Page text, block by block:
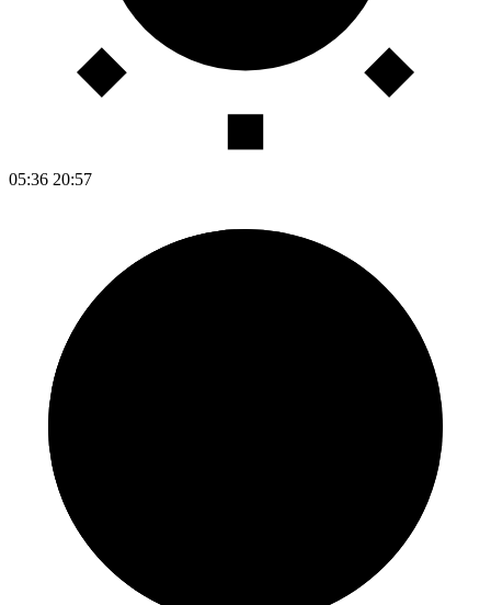
05:36 20:57